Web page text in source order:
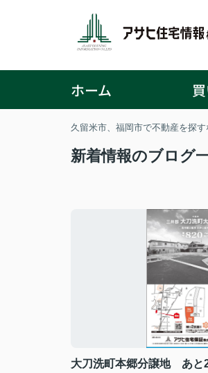
ホーム
久留米市、福岡市で不動産を探
新着情報のブログ
大刀洗町本郷分譲地 あと